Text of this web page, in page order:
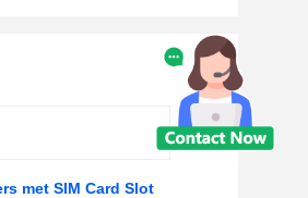
met SIM Card Slot